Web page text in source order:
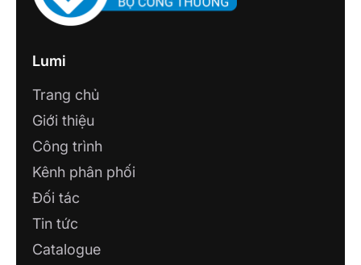
Lumi
Trang chủ
Giới thiệu
Công trình
Kênh phân phối
Đối tác
Tin tức
Catalogue